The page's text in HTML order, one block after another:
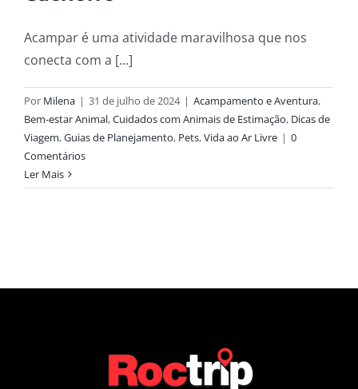
Acampar é uma atividade maravilhosa que nos
conecta com a [...]
Por Milena | 31 de julho de 2024 | Acampamento e Aventura,
Bem-estar Animal,Cuidados com Animais de Estimação, Dicas de
Viagem,Guias de Planejamento, Pets,Vida ao Ar Livre | 0
Comentários
Ler Mais